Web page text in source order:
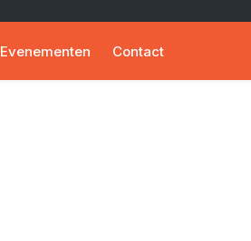
Evenementen Contact